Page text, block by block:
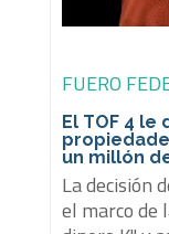
FUERO
El TOF 4
un millón
La decisión
el marco de